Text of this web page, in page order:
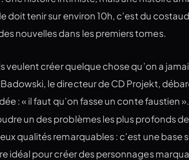
doit tenir sur environ 10h, c’est du
nouvelles dans les premiers tomes.
veulent créer quelque chose qu’on a
Badowski, le directeur de CD Projekt,
: « il faut qu’on fasse un conte faustien
un des problèmes les plus profonds de
qualités remarquables : c’est une base
idéal pour créer des personnages